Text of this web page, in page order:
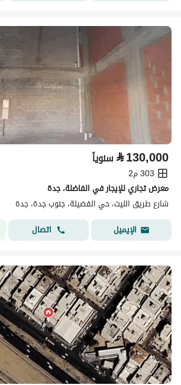
⃁130,000 سنوياً
303 م2
معرض تجاري للإيجار في الفاضلة، جدة
شارع طريق الليث، حي الفضيلة، جنوب جدة، جدة
الإيميل
اتصال